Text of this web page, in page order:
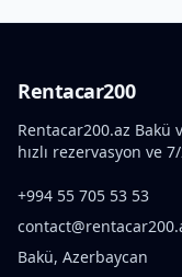
Rentacar200
Rentacar200.az Bakü
hızlı rezervasyon ve
+994 55 705 53 53
Bakü, Azerbaycan